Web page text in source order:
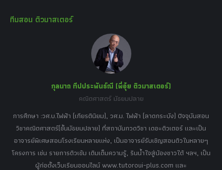
opensopensopensopens
window
ทีมสอน ติวมาสเตอร์
กุลนาถ ทีปประพันธ์ณี (พี่อุ๋ย ติวมาสเตอร์)
คณิตศาสตร์ มัธยมปลาย
การศึกษา :วศ.บ.ไฟฟ้า (เกียรตินิยม), วศ.ม. ไฟฟ้า (ลาดกระบัง) ปัจจุบันสอน
วิชาคณิตศาสตร์(ชั้นมัธยมปลาย) ที่สถาบันกวดวิชา เดอะติวเตอร์ และเป็น
อาจารย์พิเศษสอนโรงเรียนหลายแห่ง, เป็นอาจารย์รับเชิญสอนติวในหลายๆ
โครงการ เช่น รายการติวเข้ม เติมเต็มความรู้, รินน้ำใจสู่น้องชาวใต้ ฯลฯ, เป็น
ผู้ก่อตั้งเว็บเรียนออนไลน์ www.tutoroui-plus.com และ